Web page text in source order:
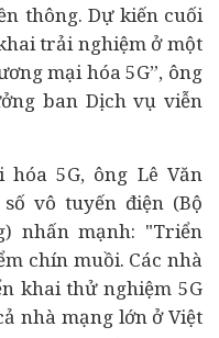
thông. Dự kiến cuối
trải nghiệm ở một
mại hóa 5G”, ông
ban Dịch vụ viễn
hóa 5G, ông Lê Văn
vô tuyến điện (Bộ
nhấn mạnh: "Triển
chín muồi. Các nhà
khai thử nghiệm 5G
nhà mạng lớn ở Việt